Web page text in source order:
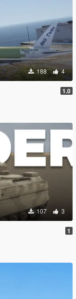
188 4
1.0
107 3
1